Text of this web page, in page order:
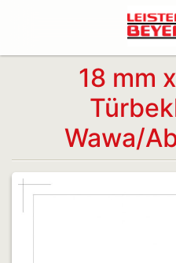
18 mm
Wawa/